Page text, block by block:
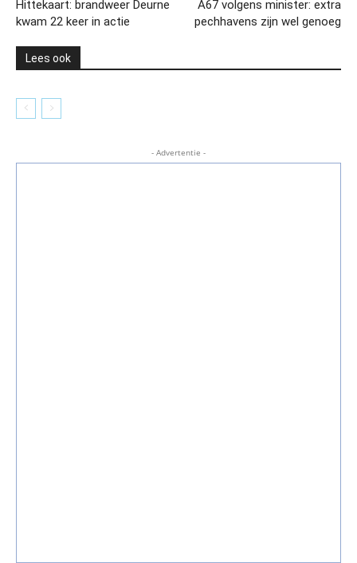
Hittekaart: brandweer Deurne
kwam 22 keer in actie
A67 volgens minister: extra
pechhavens zijn wel genoeg
Lees ook
- Advertentie -